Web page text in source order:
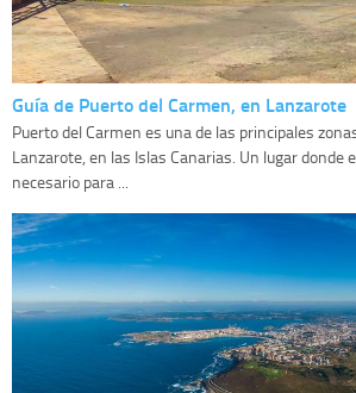
Guía de Puerto del Carmen, en Lanzarote
Puerto del Carmen es una de las principales
Lanzarote, en las Islas Canarias. Un lugar donde
necesario para ...